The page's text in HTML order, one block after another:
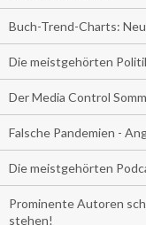
Buch-Trend-Charts:
Die meistgehörten
Der Media Control
Falsche Pandemien -
Die meistgehörten
Prominente Autoren
stehen!